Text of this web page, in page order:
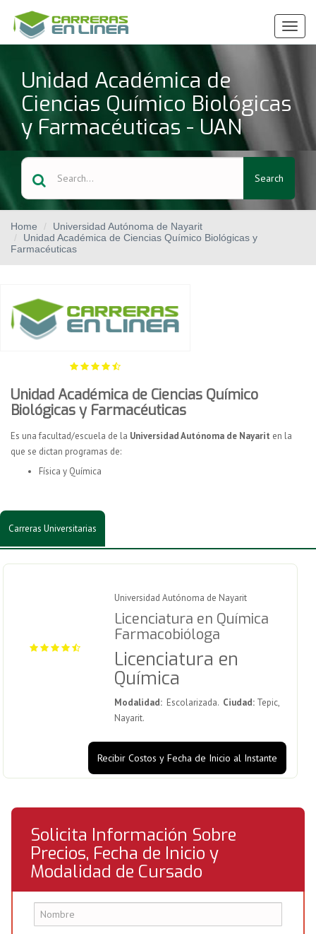
Ver
Menú
Unidad Académica de
Ciencias Químico Biológicas
y Farmacéuticas - UAN
Search
Home
Universidad Autónoma de Nayarit
Unidad Académica de Ciencias Químico Biológicas y
Farmacéuticas
Unidad Académica de Ciencias Químico
Biológicas y Farmacéuticas
Es una facultad/escuela de la Universidad Autónoma de Nayarit en la
que se dictan programas de:
Física y Química
Carreras Universitarias
Universidad Autónoma de Nayarit
Licenciatura en Química
Farmacobióloga
Licenciatura en
Química
Modalidad:Escolarizada. Ciudad:Tepic,
Nayarit.
Recibir Costos y Fecha de Inicio al Instante
Solicita Información Sobre
Precios, Fecha de Inicio y
Modalidad de Cursado